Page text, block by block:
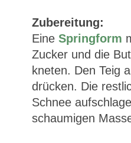
Zubereitung:
Eine Springform
Zucker und die
kneten. Den Teig
drücken. Die
Schnee
schaumigen